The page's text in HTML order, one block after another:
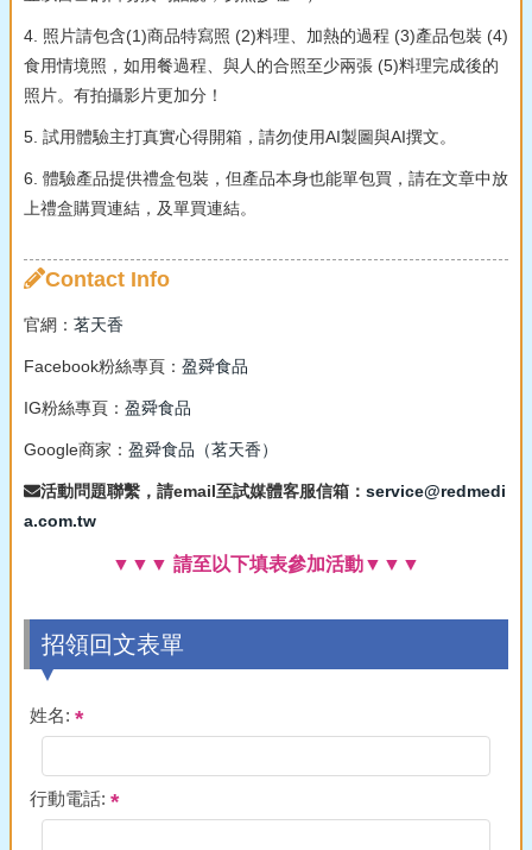
4. 照片請包含(1)商品特寫照 (2)料理、加熱的過程 (3)產品包裝 (4)
食用情境照，如用餐過程、與人的合照至少兩張 (5)料理完成後的
照片。有拍攝影片更加分！
5. 試用體驗主打真實心得開箱，請勿使用AI製圖與AI撰文。
6. 體驗產品提供禮盒包裝，但產品本身也能單包買，請在文章中放
上禮盒購買連結，及單買連結。
Contact Info
官網： 茗天香
Facebook粉絲專頁： 盈舜食品
IG粉絲專頁： 盈舜食品
Google商家： 盈舜食品（茗天香）
活動問題聯繫，請email至試媒體客服信箱： service@redmedi
a.com.tw
▼▼▼ 請至以下填表參加活動▼▼▼
招領回文表單
姓名:
行動電話: